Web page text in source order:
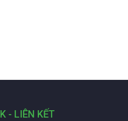
- LIÊN KẾT